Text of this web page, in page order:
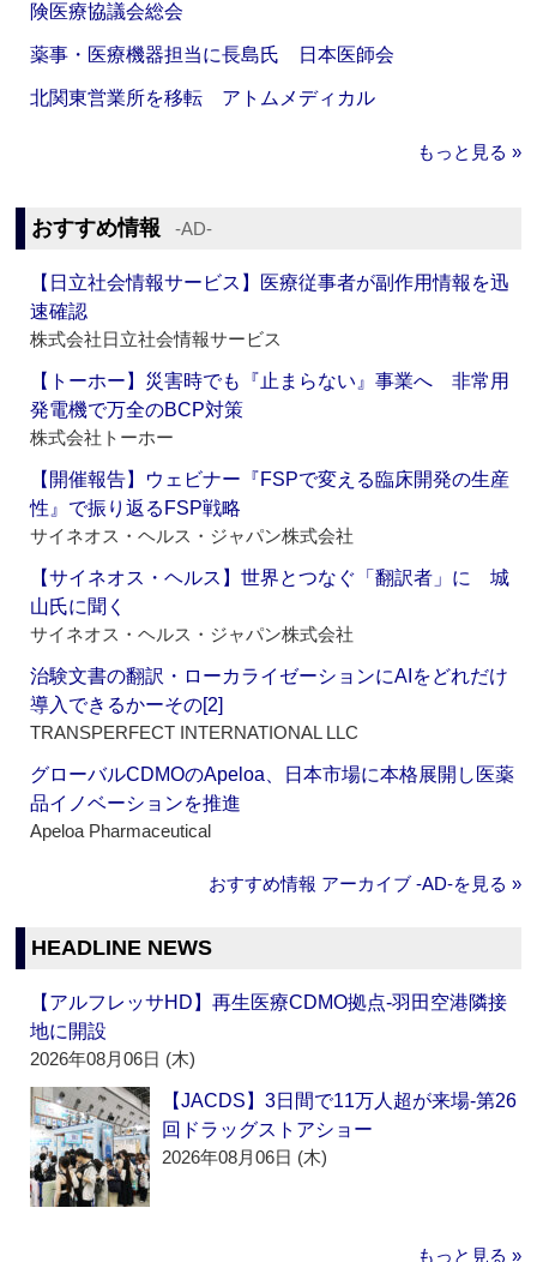
険医療協議会総会
薬事・医療機器担当に長島氏 日本医師会
北関東営業所を移転 アトムメディカル
もっと見る »
おすすめ情報 ‐AD‐
【日立社会情報サービス】医療従事者が副作用情報を迅
速確認
株式会社日立社会情報サービス
【トーホー】災害時でも『止まらない』事業へ 非常用
発電機で万全のBCP対策
株式会社トーホー
【開催報告】ウェビナー『FSPで変える臨床開発の生産
性』で振り返るFSP戦略
サイネオス・ヘルス・ジャパン株式会社
【サイネオス・ヘルス】世界とつなぐ「翻訳者」に 城
山氏に聞く
サイネオス・ヘルス・ジャパン株式会社
治験文書の翻訳・ローカライゼーションにAIをどれだけ
導入できるかーその[2]
TRANSPERFECT INTERNATIONAL LLC
グローバルCDMOのApeloa、日本市場に本格展開し医薬
品イノベーションを推進
Apeloa Pharmaceutical
おすすめ情報 アーカイブ ‐AD‐を見る »
HEADLINE NEWS
【アルフレッサHD】再生医療CDMO拠点‐羽田空港隣接
地に開設
2026年08月06日 (木)
【JACDS】3日間で11万人超が来場‐第26
回ドラッグストアショー
2026年08月06日 (木)
もっと見る »